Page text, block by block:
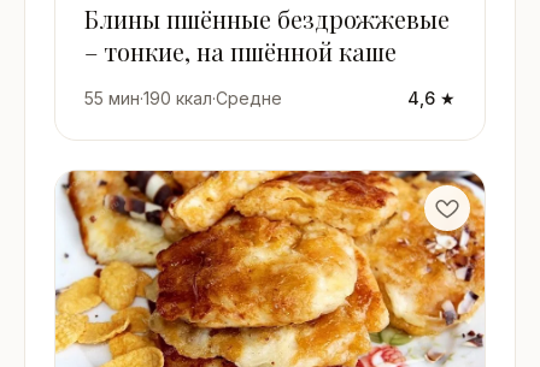
Блины пшённые бездрожжевые
– тонкие, на пшённой каше
55 мин·190 ккал·Средне 4,6 ★